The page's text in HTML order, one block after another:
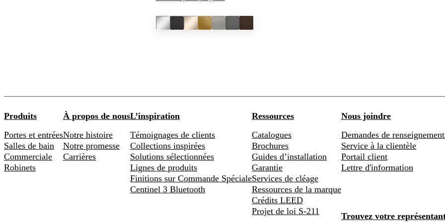
Produits
Portes et entrées
Salles de bain
Commerciale
Robinets
À propos de nous
Notre histoire
Notre promesse
Carrières
L’inspiration
Témoignages de clients
Collections inspirées
Solutions sélectionnées
Lignes de produits
Finitions sur Commande Spéciale
Centinel 3 Bluetooth
Ressources
Catalogues
Brochures
Guides d’installation
Garantie
Services de cléage
Ressources de la marque
Crédits LEED
Projet de loi S-211
Nous joindre
Demandes de
Service à la clientèle
Portail client
Lettre d'information
Trouvez votre